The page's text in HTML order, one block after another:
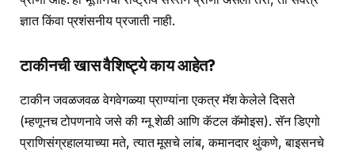
ज्ञात किंवा प्रशंसनीय प्रजाती नाही.
टाकीनची खास वैशिष्ट्ये काय आहेत?
टाकीन जवळजवळ वेगवेगळ्या प्राण्यांना एकत्र मॅश केलेले दिसते
(म्हणूनच टोपणनावे जसे की ग्नू शेळी आणि कॅटल कॅमोइस). सॅन डिएगो
प्राणिसंग्रहालयाच्या मते, त्यात मूसचे लांब, कमानदार थुंकणे, बाइसनचे